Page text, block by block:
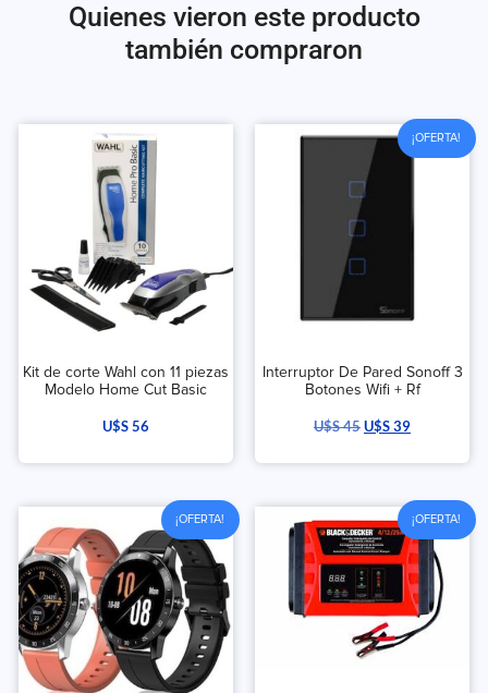
Quienes vieron este producto
también compraron
Kit de corte Wahl con 11 piezas
Modelo Home Cut Basic
U$S56
¡OFERTA!
Interruptor De Pared Sonoff 3
Botones Wifi + Rf
U$S45U$S39
¡OFERTA! ¡OFERTA!